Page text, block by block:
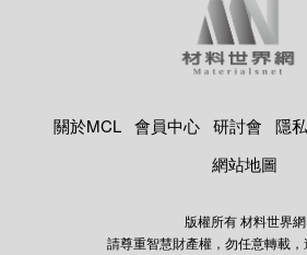
關於MCL 會員中心 研討會 隱
網站地圖
版權所有 材料世界網
請尊重智慧財產權，勿任意轉載